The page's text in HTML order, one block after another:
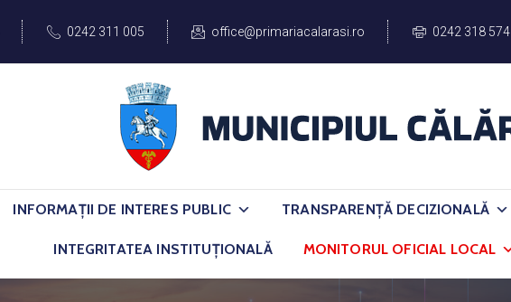
0242 311 005 office@primariacalarasi.ro 0242 318 574
INFORMAȚII DE INTERES PUBLIC TRANSPARENȚĂ DECIZIONALĂ
INTEGRITATEA INSTITUȚIONALĂ MONITORUL OFICIAL LOCAL